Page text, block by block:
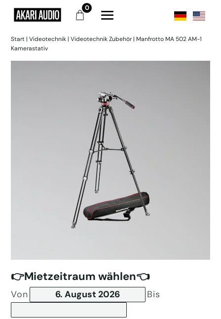
0
Start |Videotechnik |Videotechnik Zubehör| Manfrotto MA 502 AM-1
Kamerastativ
👉Mietzeitraum wählen👈
Von Bis